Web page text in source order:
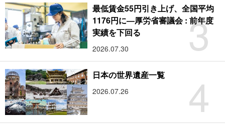
3
最低賃金55円引き上げ、全国平均
1176円に―厚労省審議会 : 前年度
実績を下回る
2026.07.30
4
日本の世界遺産一覧
2026.07.26